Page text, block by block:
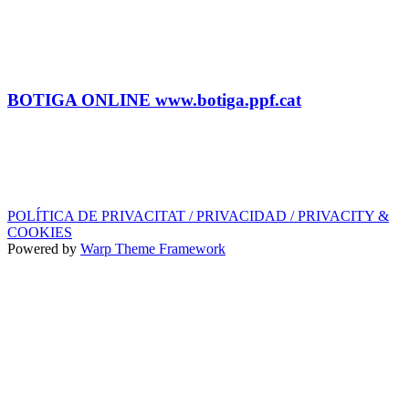
BOTIGA ONLINE www.botiga.ppf.cat
POLÍTICA DE PRIVACITAT / PRIVACIDAD / PRIVACITY &
COOKIES
Powered by Warp Theme Framework